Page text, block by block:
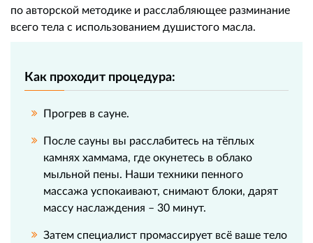
по авторской методике и расслабляющее разминание
всего тела с использованием душистого масла.
Как проходит процедура:
Прогрев в сауне.
После сауны вы расслабитесь на тёплых
камнях хаммама, где окунетесь в облако
мыльной пены. Наши техники пенного
массажа успокаивают, снимают блоки, дарят
массу наслаждения – 30 минут.
Затем специалист промассирует всё ваше тело